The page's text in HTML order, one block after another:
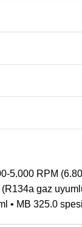
5.000 RPM
(R134a gaz
• MB 325.0